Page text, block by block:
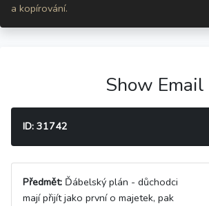
a kopírování.
Show Email
ID: 31742
Předmět: Ďábelský plán - důchodci
mají přijít jako první o majetek, pak